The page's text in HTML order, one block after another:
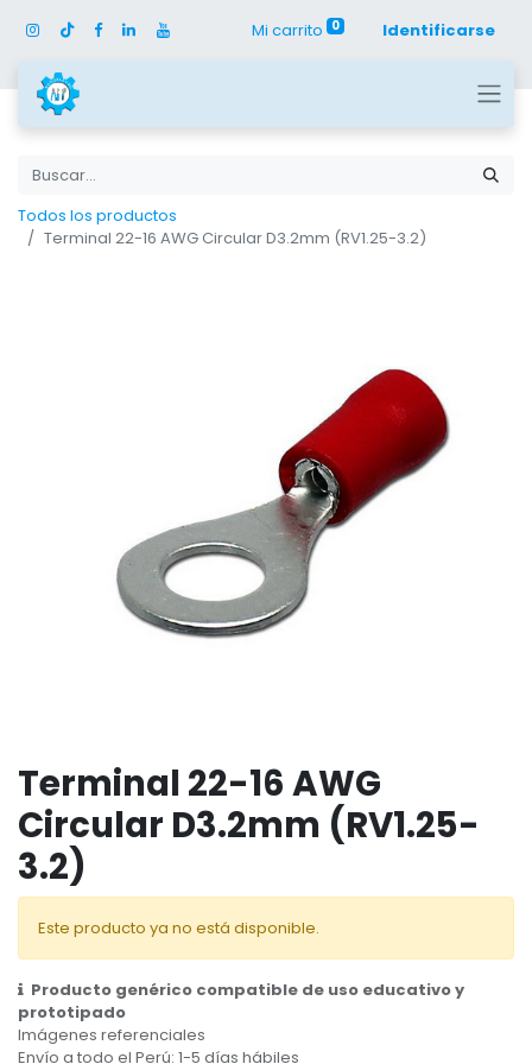
Mi carrito 0 Identificarse
Todos los productos
Terminal 22-16 AWG Circular D3.2mm (RV1.25-3.2)
Terminal 22-16 AWG
Circular D3.2mm (RV1.25-
3.2)
Este producto ya no está disponible.
Producto genérico compatible de uso educativo y
prototipado
Imágenes referenciales
Envío a todo el Perú: 1-5 días hábiles